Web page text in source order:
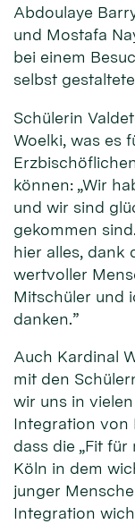
Abdoulaye
und Mostafa
bei einem
selbst
Schülerin
Woelki, was es
können: „Wir
und wir sind
gekommen
hier alles, dank
wertvoller
Mitschüler und
danken.”
Auch Kardinal
mit den
wir uns in
Integration von
dass die „Fit
Köln in dem
junger
Integration